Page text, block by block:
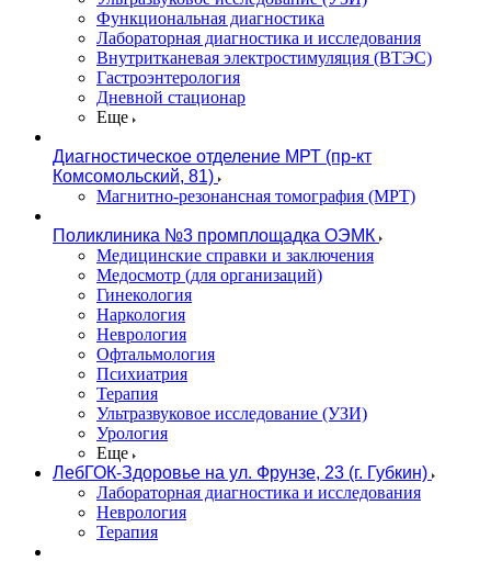
Функциональная диагностика
Лабораторная диагностика и исследования
Внутритканевая электростимуляция (ВТЭС)
Гастроэнтерология
Дневной стационар
Еще
Диагностическое отделение МРТ (пр-кт
Комсомольский, 81)
Магнитно-резонансная томография (МРТ)
Поликлиника №3 промплощадка ОЭМК
Медицинские справки и заключения
Медосмотр (для организаций)
Гинекология
Наркология
Неврология
Офтальмология
Психиатрия
Терапия
Ультразвуковое исследование (УЗИ)
Урология
Еще
ЛебГОК-Здоровье на ул. Фрунзе, 23 (г. Губкин)
Лабораторная диагностика и исследования
Неврология
Терапия